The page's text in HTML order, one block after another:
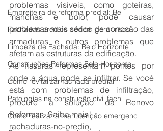
Empreiteira de reforma predial: Bel
Fachadas prédios podem gerar risco
Limpeza de Fachada: Belo Horizonte
Construções Reformas Belo Horizonte
Como revitalizar fachada predial
Patologias na construção civil fach
Como realizar a manutenção emergenc
problemas visíveis, como goteiras,
manchas e bolor, pode causar
problemas mais sérios de corrosão das
armaduras e outros problemas que
afetam as estruturas da edificação.
As fissuras representam pontos por
onde a água pode se infiltrar. Se você
está com problemas de infiltração,
procure a solução da Renovo
Reformas. Saiba mais!
rachaduras-no-predio,